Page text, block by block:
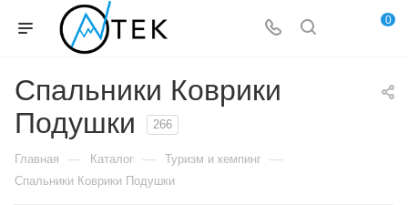
0
Спальники Коврики
Подушки
266
Главная — Каталог — Туризм и кемпинг —
Спальники Коврики Подушки